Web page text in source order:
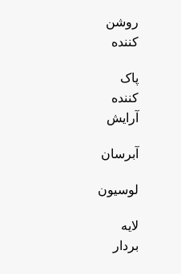
روشن
کننده
پاک
کننده
آرایش
آبرسان
لوسیون
لایه
بردار